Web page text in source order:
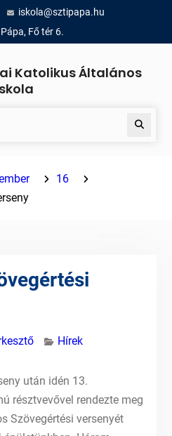
iskola@sztipapa.hu
Fő tér 6.
Katolikus Általános
Search
16
Hírek
után idén 13.
résztvevővel rendezte meg
Szövegértési versenyét